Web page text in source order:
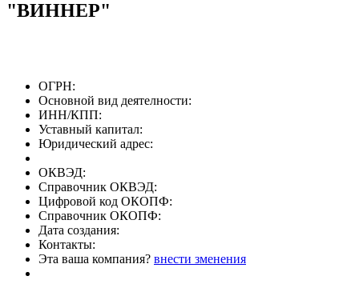
"ВИННЕР"
ОГРН:
Основной вид деятелности:
ИНН/КПП:
Уставный капитал:
Юридический адрес:
ОКВЭД:
Справочник ОКВЭД:
Цифровой код ОКОПФ:
Справочник ОКОПФ:
Дата создания:
Контакты:
Эта ваша компания? внести зменения